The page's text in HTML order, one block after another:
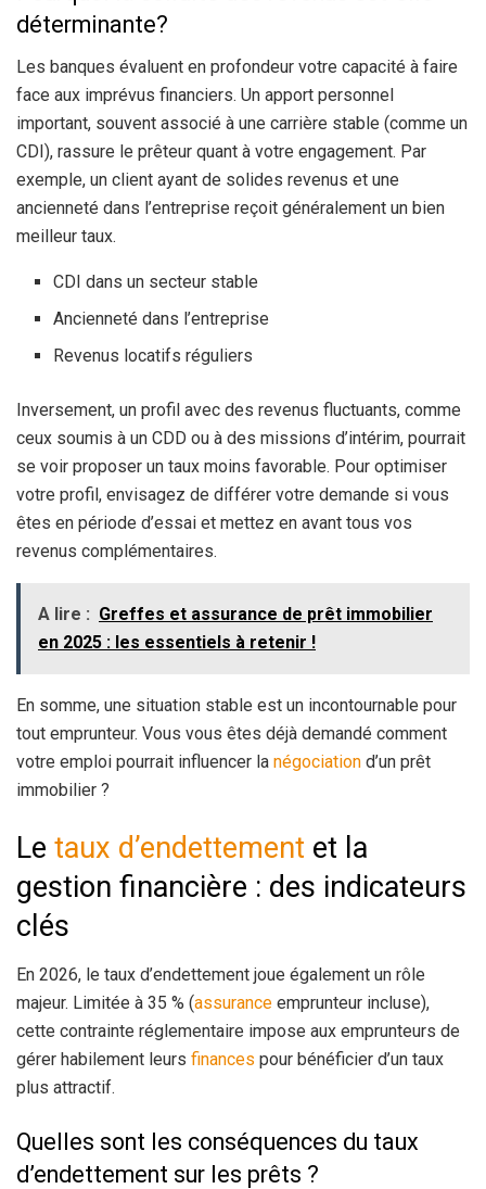
déterminante?
Les banques évaluent en profondeur votre capacité à faire
face aux imprévus financiers. Un apport personnel
important, souvent associé à une carrière stable (comme un
CDI), rassure le prêteur quant à votre engagement. Par
exemple, un client ayant de solides revenus et une
ancienneté dans l’entreprise reçoit généralement un bien
meilleur taux.
CDI dans un secteur stable
Ancienneté dans l’entreprise
Revenus locatifs réguliers
Inversement, un profil avec des revenus fluctuants, comme
ceux soumis à un CDD ou à des missions d’intérim, pourrait
se voir proposer un taux moins favorable. Pour optimiser
votre profil, envisagez de différer votre demande si vous
êtes en période d’essai et mettez en avant tous vos
revenus complémentaires.
A lire : Greffes et assurance de prêt immobilier
en 2025 : les essentiels à retenir !
En somme, une situation stable est un incontournable pour
tout emprunteur. Vous vous êtes déjà demandé comment
votre emploi pourrait influencer la négociation d’un prêt
immobilier ?
Le taux d’endettement et la
gestion financière : des indicateurs
clés
En 2026, le taux d’endettement joue également un rôle
majeur. Limitée à 35 % (assurance emprunteur incluse),
cette contrainte réglementaire impose aux emprunteurs de
gérer habilement leurs finances pour bénéficier d’un taux
plus attractif.
Quelles sont les conséquences du taux
d’endettement sur les prêts ?